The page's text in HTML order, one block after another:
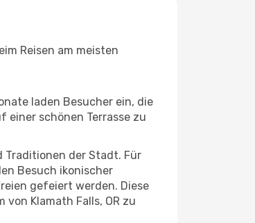
Reisen am meisten
laden Besucher ein, die
schönen Terrasse zu
Traditionen der Stadt. Für
Besuch ikonischer
gefeiert werden. Diese
Klamath Falls, OR zu